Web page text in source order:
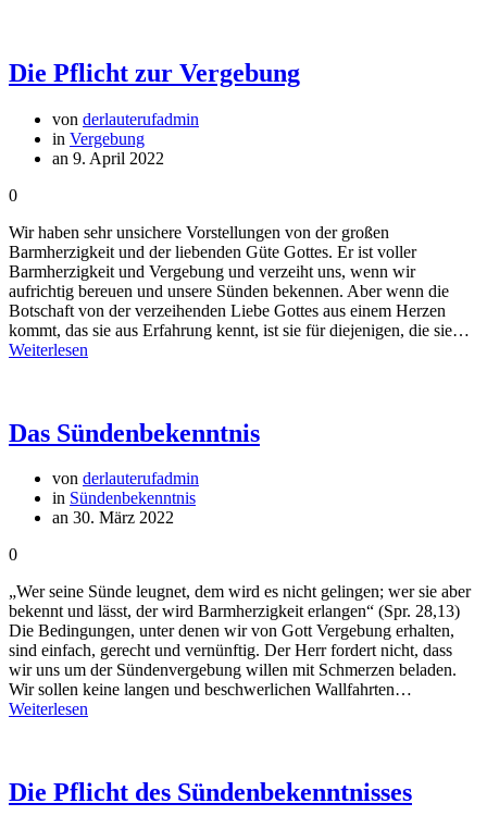
Die Pflicht zur Vergebung
von derlauterufadmin
in Vergebung
an 9. April 2022
0
Wir haben sehr unsichere Vorstellungen von der großen
Barmherzigkeit und der liebenden Güte Gottes. Er ist voller
Barmherzigkeit und Vergebung und verzeiht uns, wenn wir
aufrichtig bereuen und unsere Sünden bekennen. Aber wenn die
Botschaft von der verzeihenden Liebe Gottes aus einem Herzen
kommt, das sie aus Erfahrung kennt, ist sie für diejenigen, die sie…
Weiterlesen
Das Sündenbekenntnis
von derlauterufadmin
in Sündenbekenntnis
an 30. März 2022
0
„Wer seine Sünde leugnet, dem wird es nicht gelingen; wer sie aber
bekennt und lässt, der wird Barmherzigkeit erlangen“ (Spr. 28,13)
Die Bedingungen, unter denen wir von Gott Vergebung erhalten,
sind einfach, gerecht und vernünftig. Der Herr fordert nicht, dass
wir uns um der Sündenvergebung willen mit Schmerzen beladen.
Wir sollen keine langen und beschwerlichen Wallfahrten…
Weiterlesen
Die Pflicht des Sündenbekenntnisses